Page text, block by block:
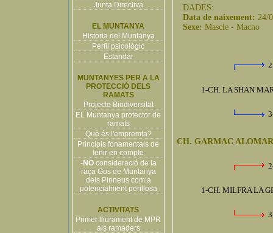
Junta Directiva
EL MUNTANYA
Historia del Muntanya
Perfil psicològic
Estandar
MUNTANYES PER A LA
PROTECCIÓ DELS
RAMATS
Projecte Biodiversitat
EL Muntanya protector de
ramats
Què és l'empremta?
Principis fonamentals de
tenir en compte
-NOconsideració de la
raça Gos de Muntanya
dels Pirineus com a
potencialment perillosa
ACTIVITATS
Primer lliurament de MPR
als ramaders
DADES:
Data de naixement: 24/
Sexe: Mascle - Macho
1-CH. LA SHAN
CH. GARMAC ALOMAR
1-CH. MILFRA LA